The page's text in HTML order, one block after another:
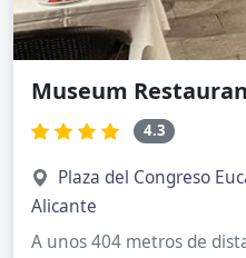
Museum
4.3
Plaza del Congreso
Alicante
A unos 404 metros de